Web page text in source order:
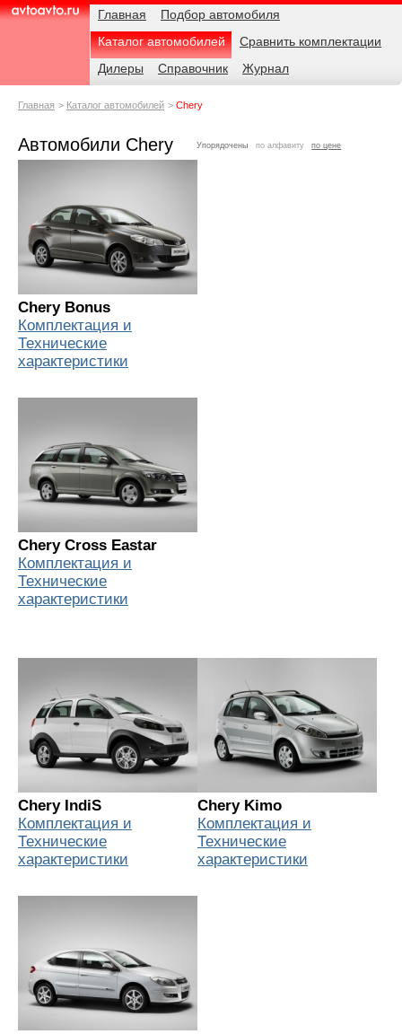
AvtoAvto.ru
Навигация Главная
Подбор автомобиля
Каталог автомобилей
Сравнить комплектации
Дилеры
Справочник Журнал
Родительские
Главная Каталог автомобилей Chery
Автомобили Chery Упорядочены по алфавиту по цене
Chery Bonus
Комплектация и
Технические
характеристики
Chery Cross Eastar
Комплектация и
Технические
характеристики
Chery IndiS
Комплектация и
Технические
характеристики
Chery Kimo
Комплектация и
Технические
характеристики